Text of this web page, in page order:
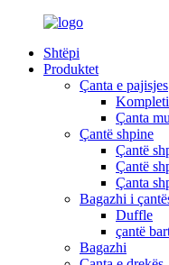
Shtëpi
Produktet
Çanta e pajisjes
Çanta
Çantë shpine
Çantë
Çantë
Çanta
Bagazhi i
Duffle
çantë
Bagazhi